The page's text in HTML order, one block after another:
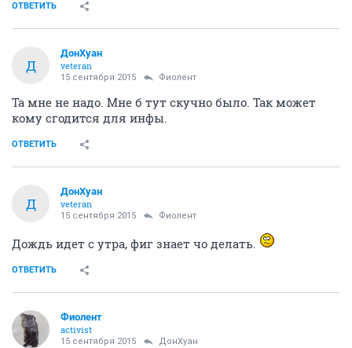
ОТВЕТИТЬ
Д
ДонХуан
veteran
15 сентября 2015 Фиолент
Та мне не надо. Мне б тут скучно было. Так может
кому сгодится для инфы.
ОТВЕТИТЬ
Д
ДонХуан
veteran
15 сентября 2015 Фиолент
Дождь идет с утра, фиг знает чо делать.
ОТВЕТИТЬ
Фиолент
activist
15 сентября 2015 ДонХуан